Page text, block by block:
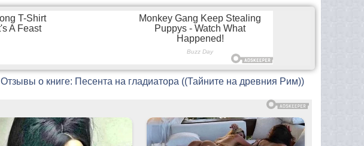
Отзывы о книге: Песента на гладиатора ((Тайните на древния Рим))